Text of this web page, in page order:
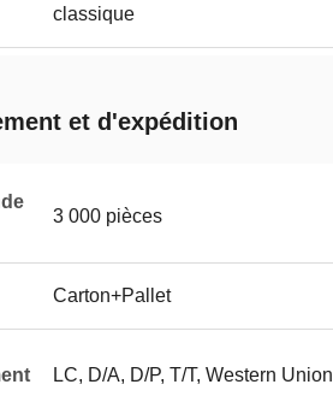
classique
et d'expédition
3 000 pièces
Carton+Pallet
LC, D/A, D/P, T/T, Western Union